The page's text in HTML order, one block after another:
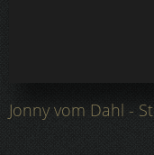
Jonny vom Dahl -